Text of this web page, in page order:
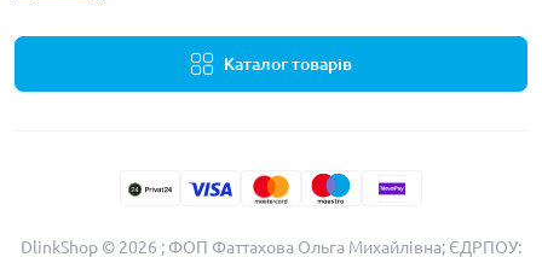
Каталог товарів
DlinkShop © 2026 ; ФОП Фаттахова Ольга Михайлівна; ЄДРПОУ: